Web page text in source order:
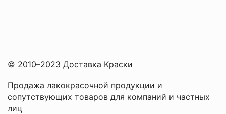
© 2010–2023 Доставка Краски
Продажа лакокрасочной продукции и
сопутствующих товаров для компаний и частных
лиц